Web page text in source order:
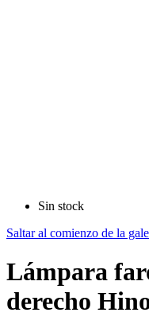
Sin stock
Saltar al comienzo de la
Lámpara
derecho